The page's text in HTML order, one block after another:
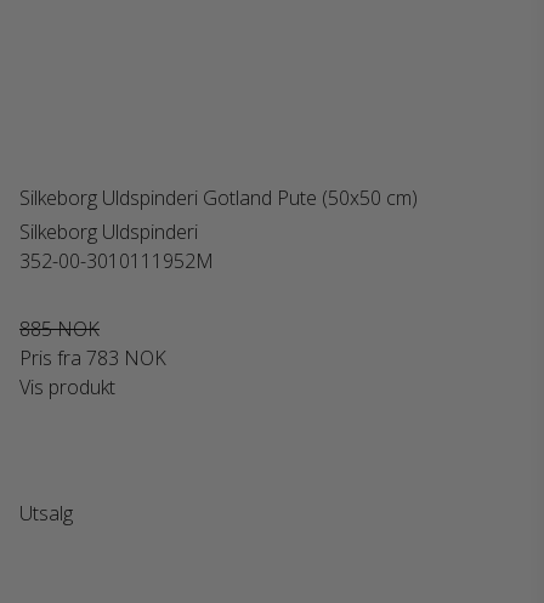
Silkeborg Uldspinderi Gotland Pute (50x50 cm)
Silkeborg Uldspinderi
352-00-3010111952M
885 NOK
Pris fra 783 NOK
Vis produkt
Utsalg